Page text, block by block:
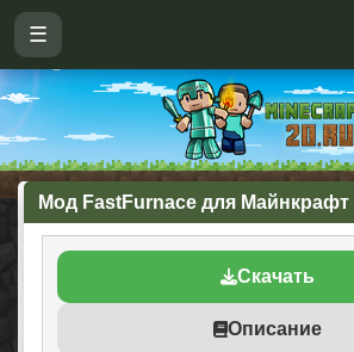
☰
Мод FastFurnace для Майнкрафт
Скачать
Описание